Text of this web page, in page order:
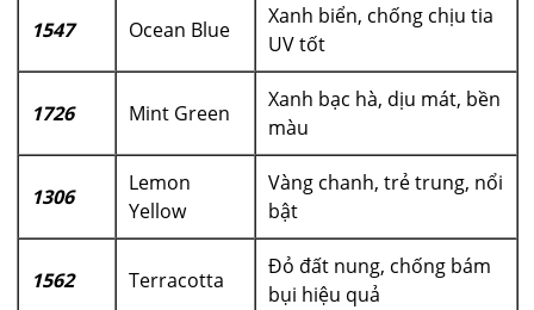
1547 Ocean Blue
Xanh biển, chống chịu tia
UV tốt
1726 Mint Green
Xanh bạc hà, dịu mát, bền
màu
1306
Lemon
Yellow
Vàng chanh, trẻ trung, nổi
bật
1562 Terracotta
Đỏ đất nung, chống bám
bụi hiệu quả